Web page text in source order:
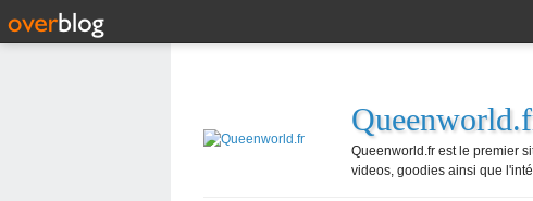
Queenworld.fr est le premier
videos, goodies ainsi que